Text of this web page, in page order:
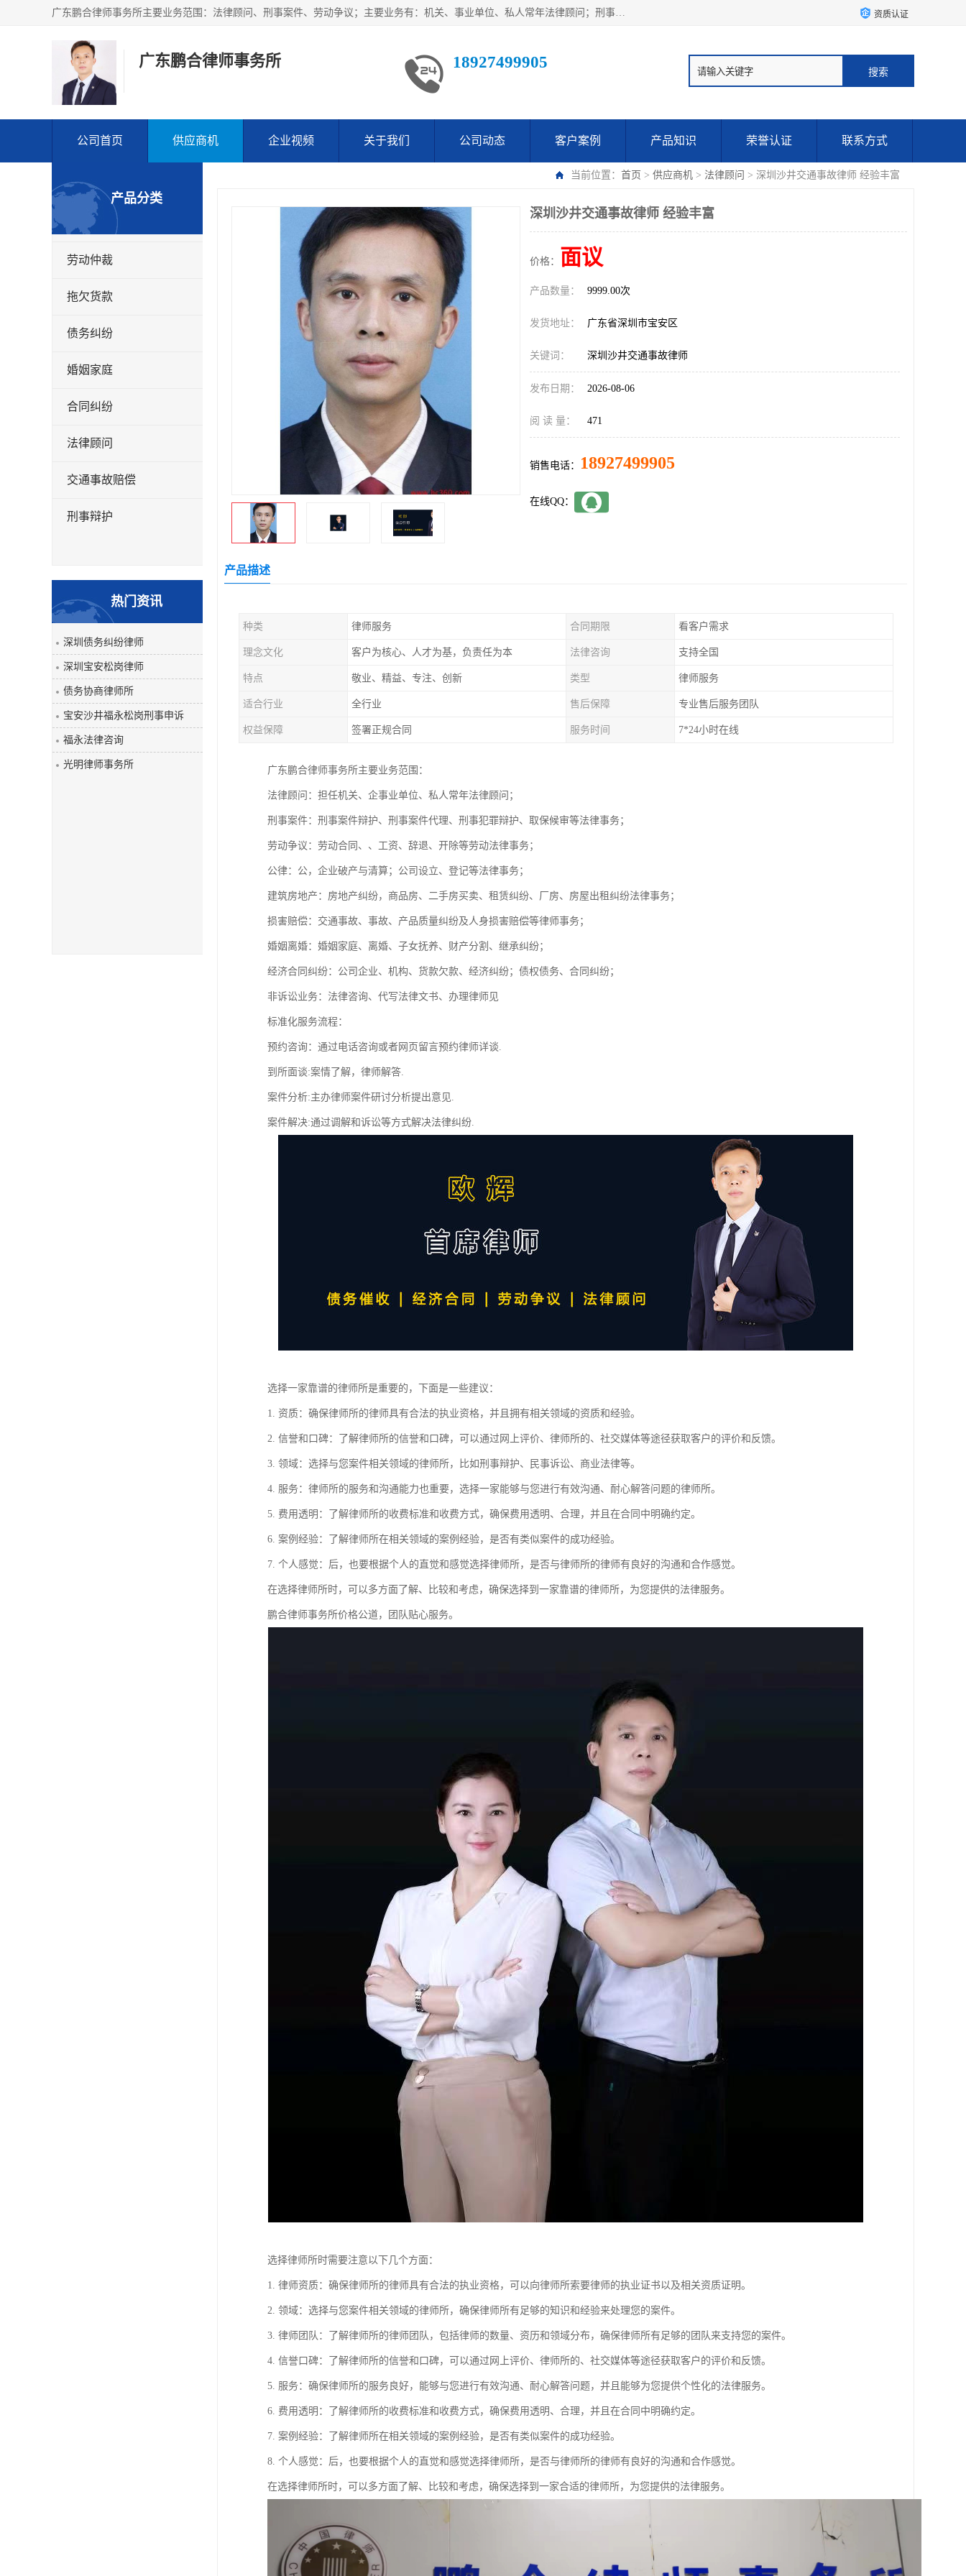
广东鹏合律师事务所主要业务范围：法律顾问、刑事案件、劳动争议；主要业务有：机关、事业单位、私人常年法律顾问；刑事案件辩护、案件代理、犯罪辩护、取保候审等法律事务；以及劳动合同、工伤、工资、辞退、开除等劳动法律事务；多年来，欧辉律师团队一直秉承“以信为本，以法为业”的执业理念，用自己的专业所长为当事人提供优质法律服务，深得当事人的一致好评及信赖。 资质认证
广东鹏合律师事务所 18927499905
公司首页 供应商机 企业视频 关于我们 公司动态 客户案例 产品知识 荣誉认证 联系方式
当前位置： 首页 > 供应商机 > 法律顾问 > 深圳沙井交通事故律师 经验丰富
产品分类
劳动仲裁
拖欠货款
债务纠纷
婚姻家庭
合同纠纷
法律顾问
交通事故赔偿
刑事辩护
热门资讯
深圳债务纠纷律师
深圳宝安松岗律师
债务协商律师所
宝安沙井福永松岗刑事申诉
福永法律咨询
光明律师事务所
深圳沙井交通事故律师 经验丰富
价格： 面议
产品数量： 9999.00次
发货地址： 广东省深圳市宝安区
关键词： 深圳沙井交通事故律师
发布日期： 2026-08-06
阅 读 量： 471
销售电话： 18927499905
在线QQ：
产品描述
种类 律师服务 合同期限 看客户需求
理念文化 客户为核心、人才为基，负责任为本 法律咨询 支持全国
特点 敬业、精益、专注、创新 类型 律师服务
适合行业 全行业 售后保障 专业售后服务团队
权益保障 签署正规合同 服务时间 7*24小时在线
广东鹏合律师事务所主要业务范围：
法律顾问：担任机关、企事业单位、私人常年法律顾问；
刑事案件：刑事案件辩护、刑事案件代理、刑事犯罪辩护、取保候审等法律事务；
劳动争议：劳动合同、、工资、辞退、开除等劳动法律事务；
公律：公，企业破产与清算；公司设立、登记等法律事务；
建筑房地产：房地产纠纷，商品房、二手房买卖、租赁纠纷、厂房、房屋出租纠纷法律事务；
损害赔偿：交通事故、事故、产品质量纠纷及人身损害赔偿等律师事务；
婚姻离婚：婚姻家庭、离婚、子女抚养、财产分割、继承纠纷；
经济合同纠纷：公司企业、机构、货款欠款、经济纠纷；债权债务、合同纠纷；
非诉讼业务：法律咨询、代写法律文书、办理律师见
标准化服务流程：
预约咨询：通过电话咨询或者网页留言预约律师详谈.
到所面谈:案情了解，律师解答.
案件分析:主办律师案件研讨分析提出意见.
案件解决:通过调解和诉讼等方式解决法律纠纷.
选择一家靠谱的律师所是重要的，下面是一些建议：
1. 资质：确保律师所的律师具有合法的执业资格，并且拥有相关领域的资质和经验。
2. 信誉和口碑：了解律师所的信誉和口碑，可以通过网上评价、律师所的、社交媒体等途径获取客户的评价和反馈。
3. 领域：选择与您案件相关领域的律师所，比如刑事辩护、民事诉讼、商业法律等。
4. 服务：律师所的服务和沟通能力也重要，选择一家能够与您进行有效沟通、耐心解答问题的律师所。
5. 费用透明：了解律师所的收费标准和收费方式，确保费用透明、合理，并且在合同中明确约定。
6. 案例经验：了解律师所在相关领域的案例经验，是否有类似案件的成功经验。
7. 个人感觉：后，也要根据个人的直觉和感觉选择律师所，是否与律师所的律师有良好的沟通和合作感觉。
在选择律师所时，可以多方面了解、比较和考虑，确保选择到一家靠谱的律师所，为您提供的法律服务。
鹏合律师事务所价格公道，团队贴心服务。
选择律师所时需要注意以下几个方面：
1. 律师资质：确保律师所的律师具有合法的执业资格，可以向律师所索要律师的执业证书以及相关资质证明。
2. 领域：选择与您案件相关领域的律师所，确保律师所有足够的知识和经验来处理您的案件。
3. 律师团队：了解律师所的律师团队，包括律师的数量、资历和领域分布，确保律师所有足够的团队来支持您的案件。
4. 信誉口碑：了解律师所的信誉和口碑，可以通过网上评价、律师所的、社交媒体等途径获取客户的评价和反馈。
5. 服务：确保律师所的服务良好，能够与您进行有效沟通、耐心解答问题，并且能够为您提供个性化的法律服务。
6. 费用透明：了解律师所的收费标准和收费方式，确保费用透明、合理，并且在合同中明确约定。
7. 案例经验：了解律师所在相关领域的案例经验，是否有类似案件的成功经验。
8. 个人感觉：后，也要根据个人的直觉和感觉选择律师所，是否与律师所的律师有良好的沟通和合作感觉。
在选择律师所时，可以多方面了解、比较和考虑，确保选择到一家合适的律师所，为您提供的法律服务。